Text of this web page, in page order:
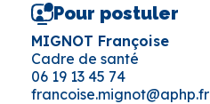
Pour postuler
MIGNOT Françoise
Cadre de santé
06 19 13 45 74
francoise.mignot@aphp.fr